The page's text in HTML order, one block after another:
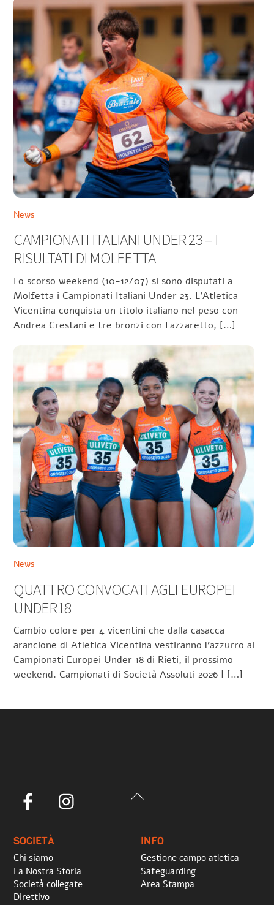
News
CAMPIONATI ITALIANI UNDER 23 – I
RISULTATI DI MOLFETTA
Lo scorso weekend (10-12/07) si sono disputati a
Molfetta i Campionati Italiani Under 23. L’Atletica
Vicentina conquista un titolo italiano nel peso con
Andrea Crestani e tre bronzi con Lazzaretto, […]
News
QUATTRO CONVOCATI AGLI EUROPEI
UNDER18
Cambio colore per 4 vicentini che dalla casacca
arancione di Atletica Vicentina vestiranno l’azzurro ai
Campionati Europei Under 18 di Rieti, il prossimo
weekend. Campionati di Società Assoluti 2026 | […]
Back
Facebook
SOCIETÀ
Chi siamo
La Nostra Storia
Società collegate
Direttivo
INFO
Gestione campo atletica
Safeguarding
Area Stampa